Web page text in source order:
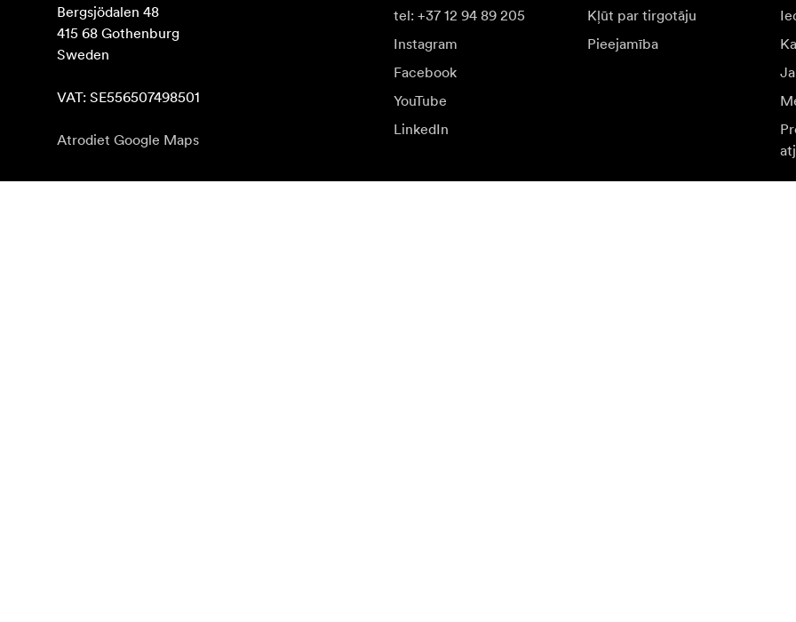
Bergsjödalen 48
415 68 Gothenburg
Sweden
VAT: SE556507498501
Atrodiet Google Maps
tel: +37 12 94 89 205
Instagram
Facebook
YouTube
LinkedIn
Kļūt par tirgotāju
Pieejamība